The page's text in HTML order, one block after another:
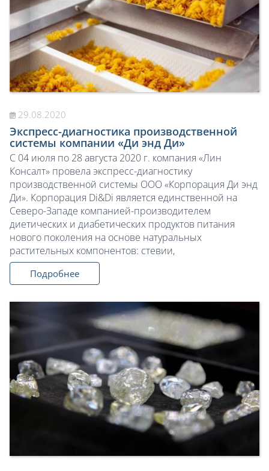
29.08.2020
Экспресс-диагностика производственной
системы компании «Ди энд Ди»
С 04 июля по 28 августа 2020 г. компания «Лин
Консалт» провела экспресс-диагностику
производственной системы ООО «Корпорация Ди энд
Ди». Корпорация Di&Di является единственной на
Северо-Западе компанией-производителем
диетических и диабетических продуктов питания
нового поколения на основе натуральных
растительных компонентов: стевии,
Подробнее